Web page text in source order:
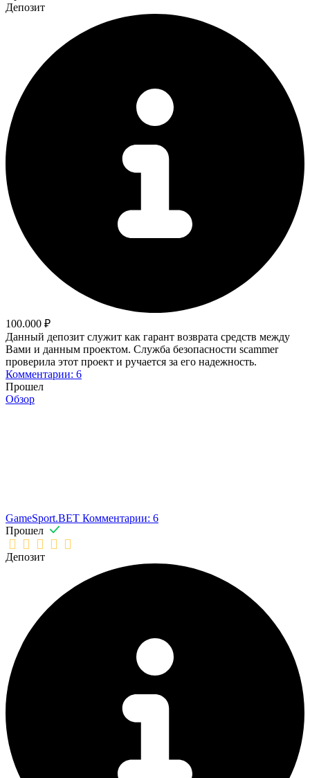
Депозит
100.000 ₽
Данный депозит служит как гарант возврата средств между
Вами и данным проектом. Служба безопасности scammer
проверила этот проект и ручается за его надежность.
Комментарии: 6
Прошел
Обзор
GameSport.BET Комментарии: 6
Прошел
Депозит